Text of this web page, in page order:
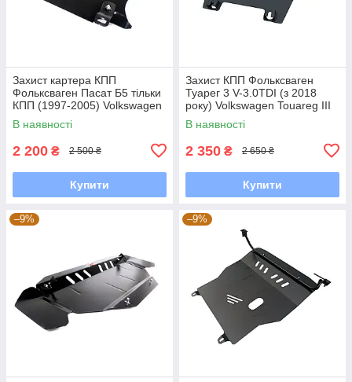
Захист картера КПП
Фольксваген Пасат Б5 тільки
КПП (1997-2005) Volkswagen
Passat В5
В наявності
2 200 ₴ 2 500 ₴
Купити
Захист КПП Фольксваген
Туарег 3 V-3.0TDI (з 2018
року) Volkswagen Touareg III
В наявності
2 350 ₴ 2 650 ₴
Купити
–9% –9%